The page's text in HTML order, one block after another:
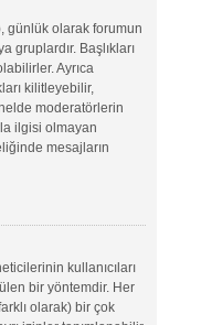
günlük olarak forumun
gruplardır. Başlıkları
Ayrıca
kilitleyebilir,
moderatörlerin
ilgisi olmayan
mesajların
kullanıcıları
bir yöntemdir. Her
olarak) bir çok